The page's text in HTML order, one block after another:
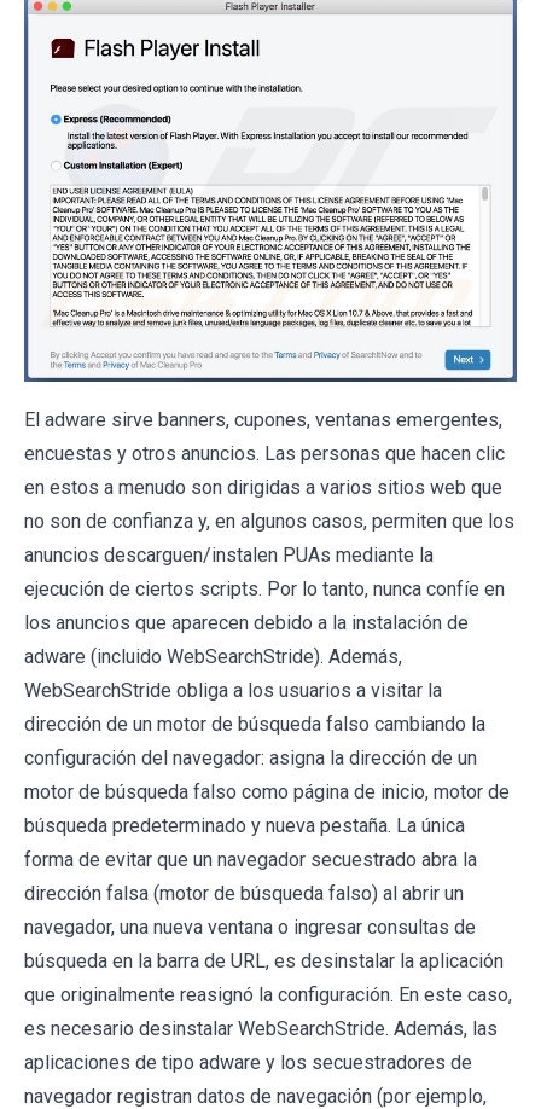
El adware sirve banners, cupones, ventanas emergentes,
encuestas y otros anuncios. Las personas que hacen clic
en estos a menudo son dirigidas a varios sitios web que
no son de confianza y, en algunos casos, permiten que los
anuncios descarguen/instalen PUAs mediante la
ejecución de ciertos scripts. Por lo tanto, nunca confíe en
los anuncios que aparecen debido a la instalación de
adware (incluido WebSearchStride). Además,
WebSearchStride obliga a los usuarios a visitar la
dirección de un motor de búsqueda falso cambiando la
configuración del navegador: asigna la dirección de un
motor de búsqueda falso como página de inicio, motor de
búsqueda predeterminado y nueva pestaña. La única
forma de evitar que un navegador secuestrado abra la
dirección falsa (motor de búsqueda falso) al abrir un
navegador, una nueva ventana o ingresar consultas de
búsqueda en la barra de URL, es desinstalar la aplicación
que originalmente reasignó la configuración. En este caso,
es necesario desinstalar WebSearchStride. Además, las
aplicaciones de tipo adware y los secuestradores de
navegador registran datos de navegación (por ejemplo,